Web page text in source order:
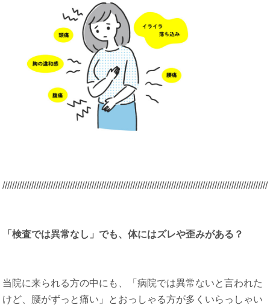
/////////////////////////////////////////////////////////////////////////////////////////
「検査では異常なし」でも、体にはズレや歪みがある？
当院に来られる方の中にも、「病院では異常ないと言われた
けど、腰がずっと痛い」とおっしゃる方が多くいらっしゃい